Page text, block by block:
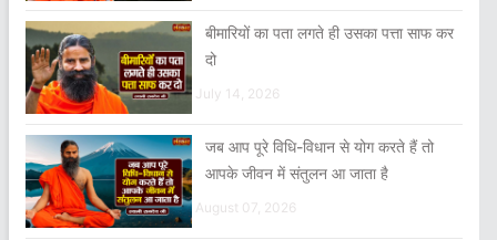
बीमारियों का पता लगते ही उसका पत्ता साफ कर
दो
July 14, 2026
जब आप पूरे विधि-विधान से योग करते हैं तो
आपके जीवन में संतुलन आ जाता है
August 07, 2026